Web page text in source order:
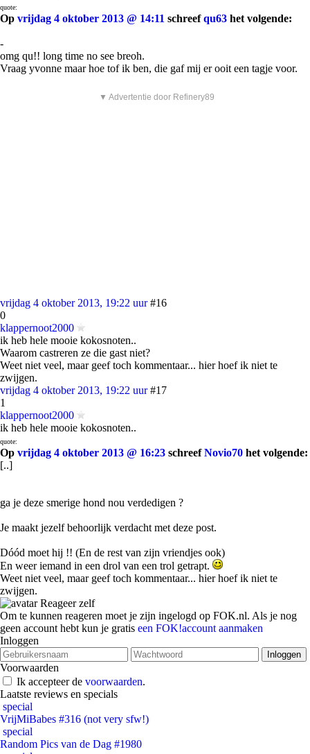
quote:
Op vrijdag 4 oktober 2013 @ 14:11 schreefqu63 het volgende:
-
omg qu!! long time no see breoh.
Vraag yvonne maar hoe tof ik ben, die gaf mij er ooit een tagje voor.
▼ Advertentie door Refinery89
vrijdag 4 oktober 2013, 19:22 uur #16
0
klappernoot2000
ik heb hele mooie kokosnoten..
Waarom castreren ze die gast niet?
Weet niet veel, maar geef toch kommentaar... hier hoef ik niet te
zwijgen.
vrijdag 4 oktober 2013, 19:22 uur #17
1
klappernoot2000
ik heb hele mooie kokosnoten..
quote:
Op vrijdag 4 oktober 2013 @ 16:23 schreefNovio70 het volgende:
[..]
ga je deze smerige hond nou verdedigen ?
Je maakt jezelf behoorlijk verdacht met deze post.
Dóód moet hij !! (En de rest van zijn vriendjes ook)
En weer iemand in een drol van een trol getrapt.
Weet niet veel, maar geef toch kommentaar... hier hoef ik niet te
zwijgen.
Reageer zelf
Om te kunnen reageren moet je zijn ingelogd op FOK.nl. Als je nog
geen account hebt kun je gratis een FOK!account aanmaken
Inloggen
Voorwaarden
Ik accepteer de voorwaarden.
Laatste reviews en specials
special
VrijMiBabes #316 (not very sfw!)
special
Random Pics van de Dag #1980